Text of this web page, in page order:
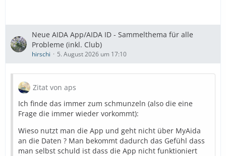
Neue AIDA App/AIDA ID - Sammelthema für alle
Probleme (inkl. Club)
hirschi 5. August 2026 um 17:10
Zitat von aps
Ich finde das immer zum schmunzeln (also die eine
Frage die immer wieder vorkommt):
Wieso nutzt man die App und geht nicht über MyAida
an die Daten ? Man bekommt dadurch das Gefühl dass
man selbst schuld ist dass die App nicht funktioniert